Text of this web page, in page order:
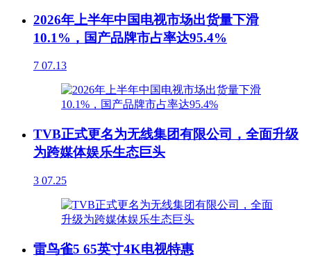
2026年上半年中国电视市场出货量下滑
10.1%，国产品牌市占率达95.4%
7 07.13
TVB正式更名为无线集团有限公司，全面升级
为跨媒体娱乐生态巨头
3 07.25
雷鸟雀5 65英寸4K电视特惠